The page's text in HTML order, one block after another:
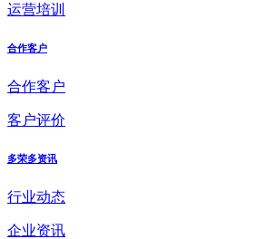
运营培训
合作客户
合作客户
客户评价
多荣多资讯
行业动态
企业资讯